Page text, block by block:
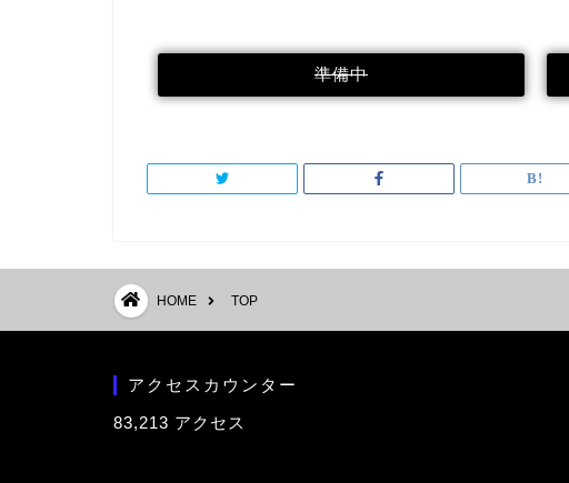
準備中
HOME TOP
アクセスカウンター
83,213 アクセス